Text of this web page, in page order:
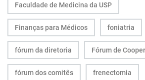
Faculdade de Medicina da USP
Finanças para Médicos foniatria
fórum da diretoria Fórum de
fórum dos comitês frenectomia